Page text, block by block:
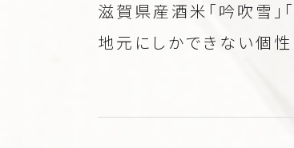
滋賀県産酒米「吟吹雪」
地元にしかできない個性